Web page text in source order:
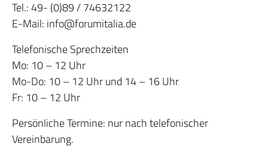
Tel.: 49- (0)89 / 74632122
E-Mail: info@forumitalia.de
Telefonische Sprechzeiten
Mo: 10 – 12 Uhr
Mo-Do: 10 – 12 Uhr und 14 – 16 Uhr
Fr: 10 – 12 Uhr
Persönliche Termine: nur nach telefonischer
Vereinbarung.